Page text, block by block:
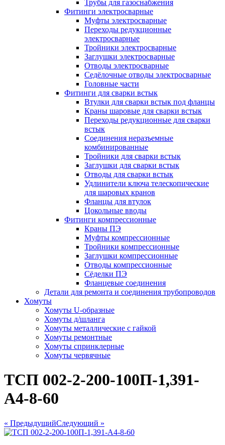
Трубы для газоснабжения
Фитинги электросварные
Муфты электросварные
Переходы редукционные
электросварные
Тройники электросварные
Заглушки электросварные
Отводы электросварные
Седёлочные отводы электросварные
Головные части
Фитинги для сварки встык
Втулки для сварки встык под фланцы
Краны шаровые для сварки встык
Переходы редукционные для сварки
встык
Соединения неразъемные
комбинированные
Тройники для сварки встык
Заглушки для сварки встык
Отводы для сварки встык
Удлинители ключа телескопические
для шаровых кранов
Фланцы для втулок
Цокольные вводы
Фитинги компрессионные
Краны ПЭ
Муфты компрессионные
Тройники компрессионные
Заглушки компрессионные
Отводы компрессионные
Сёделки ПЭ
Фланцевые соединения
Детали для ремонта и соединения трубопроводов
Хомуты
Хомуты U-образные
Хомуты д/шланга
Хомуты металлические с гайкой
Хомуты ремонтные
Хомуты спринклерные
Хомуты червячные
ТСП 002-2-200-100П-1,391-
А4-8-60
« ПредыдущийСледующий »